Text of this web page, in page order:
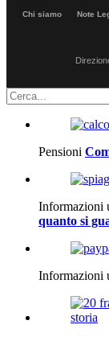
Chi siamo Note
Pensioni
Informazioni
quanto si
Informazioni